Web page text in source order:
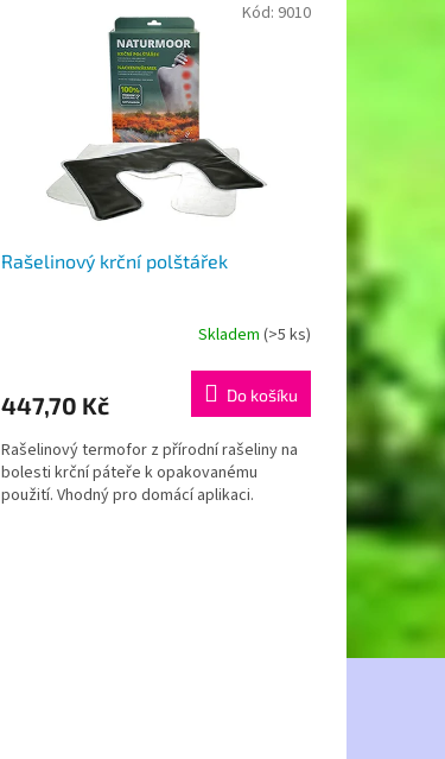
Rašelinový krční polštářek
Skladem (>5 ks)
447,70 Kč Do košíku
Rašelinový termofor z přírodní rašeliny na
bolesti krční páteře k opakovanému
použití. Vhodný pro domácí aplikaci.
Kód: 9010